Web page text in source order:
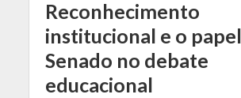
Reconhecimento
institucional e o
Senado no debate
educacional